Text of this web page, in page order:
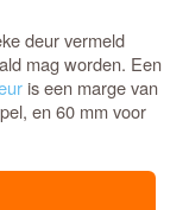
deur vermeld
mag worden. Een
is een marge van
en 60 mm voor